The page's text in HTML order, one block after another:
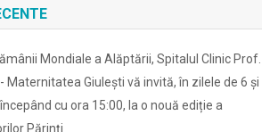
Mondiale a Alăptării, Spitalul Clinic Prof.
Maternitatea Giulești vă invită, în zilele de 6 și
cu ora 15:00, la o nouă ediție a
Părinți